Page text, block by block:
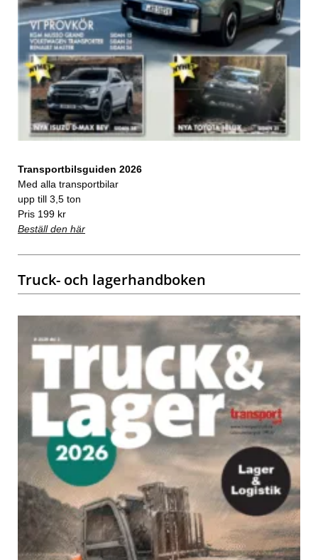
Transportbilsguiden 2026
Med alla transportbilar
upp till 3,5 ton
Pris 199 kr
Beställ den här
Truck- och lagerhandboken